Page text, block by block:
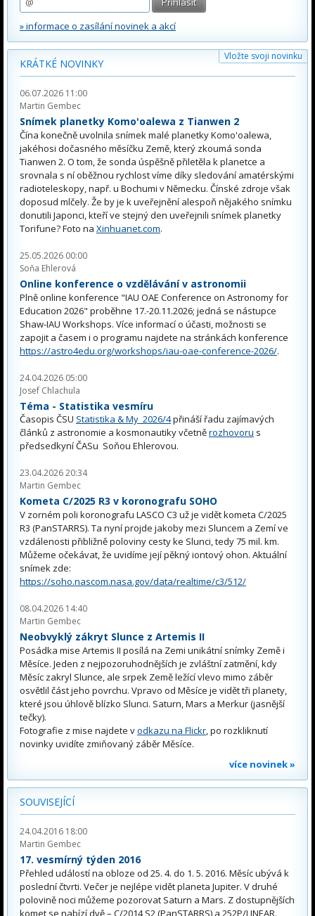
» informace o zasílání novinek a akcí
Vložte svoji novinku
KRÁTKÉ NOVINKY
06.07.2026 11:00
Martin Gembec
Snímek planetky Komo'oalewa z Tianwen 2
Čína konečně uvolnila snímek malé planetky Komo'oalewa,
jakéhosi dočasného měsíčku Země, který zkoumá sonda
Tianwen 2. O tom, že sonda úspěšně přiletěla k planetce a
srovnala s ní oběžnou rychlost víme díky sledování amatérskými
radioteleskopy, např. u Bochumi v Německu. Čínské zdroje však
doposud mlčely. Že by je k uveřejnění alespoň nějakého snímku
donutili Japonci, kteří ve stejný den uveřejnili snímek planetky
Torifune? Foto na Xinhuanet.com.
25.05.2026 00:00
Soňa Ehlerová
Online konference o vzdělávání v astronomii
Plně online konference "IAU OAE Conference on Astronomy for
Education 2026" proběhne 17.-20.11.2026; jedná se nástupce
Shaw-IAU Workshops. Více informací o účasti, možnosti se
zapojit a časem i o programu najdete na stránkách konference
https://astro4edu.org/workshops/iau-oae-conference-2026/.
24.04.2026 05:00
Josef Chlachula
Téma - Statistika vesmíru
Časopis ČSU Statistika & My 2026/4přináší řadu zajímavých
článků z astronomie a kosmonautiky včetněrozhovoru s
předsedkyní ČASu Soňou Ehlerovou.
23.04.2026 20:34
Martin Gembec
Kometa C/2025 R3 v koronografu SOHO
V zorném poli koronografu LASCO C3 už je vidět kometa C/2025
R3 (PanSTARRS). Ta nyní projde jakoby mezi Sluncem a Zemí ve
vzdálenosti přibližně poloviny cesty ke Slunci, tedy 75 mil. km.
Můžeme očekávat, že uvidíme její pěkný iontový ohon. Aktuální
snímek zde:
https://soho.nascom.nasa.gov/data/realtime/c3/512/
08.04.2026 14:40
Martin Gembec
Neobvyklý zákryt Slunce z Artemis II
Posádka mise Artemis II posílá na Zemi unikátní snímky Země i
Měsíce. Jeden z nejpozoruhodnějších je zvláštní zatmění, kdy
Měsíc zakryl Slunce, ale srpek Země ležící vlevo mimo záběr
osvětlil část jeho povrchu. Vpravo od Měsíce je vidět tři planety,
které jsou úhlově blízko Slunci. Saturn, Mars a Merkur (jasnější
tečky).
Fotografie z mise najdete vodkazu na Flickr, po rozkliknutí
novinky uvidíte zmiňovaný záběr Měsíce.
více novinek »
SOUVISEJÍCÍ
24.04.2016 18:00
Martin Gembec
17. vesmírný týden 2016
Přehled událostí na obloze od 25. 4. do 1. 5. 2016. Měsíc ubývá k
poslední čtvrti. Večer je nejlépe vidět planeta Jupiter. V druhé
polovině noci můžeme pozorovat Saturn a Mars. Z dostupnějších
komet se nabízí dvě – C/2014 S2 (PanSTARRS) a 252P/LINEAR.